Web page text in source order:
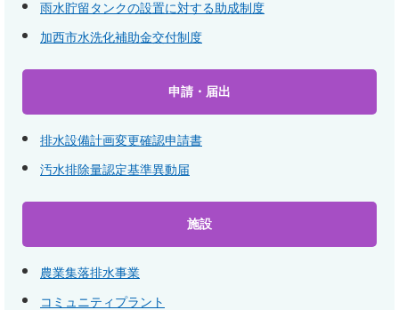
雨水貯留タンクの設置に対する助成制度
加西市水洗化補助金交付制度
申請・届出
排水設備計画変更確認申請書
汚水排除量認定基準異動届
施設
農業集落排水事業
コミュニティプラント